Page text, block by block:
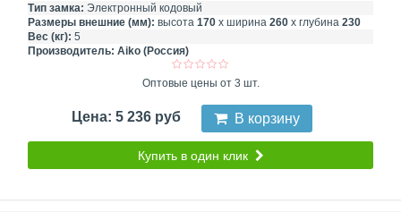
Тип замка: Электронный кодовый
Размеры внешние (мм): высота 170 х ширина 260 х глубина 230
Вес (кг): 5
Производитель: Aiko (Россия)
Оптовые цены от 3 шт.
Цена: 5 236 руб В корзину
Купить в один клик